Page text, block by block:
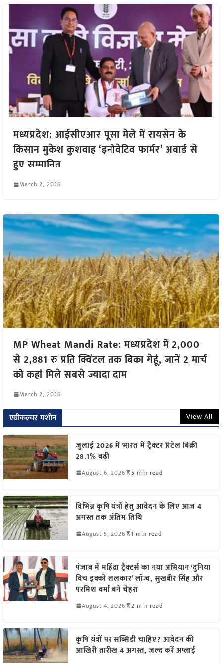
मध्यप्रदेश: आईसीएआर पूसा मेले में रायसेन के
किसान मुकेश कुशवाह ‘इनोवेटिव फार्मर’ अवार्ड से
हुए सम्मानित
March 2, 2026
MP Wheat Mandi Rate: मध्यप्रदेश में 2,000
से 2,881 रु प्रति क्विंटल तक बिका गेहूं, जानें 2 मार्च
को कहां मिले सबसे ज्यादा दाम
March 2, 2026
एग्रीकल्चर मशीन View All
जुलाई 2026 में भारत में ट्रैक्टर रिटेल बिक्री
28.1% बढ़ी
August 6, 2026 5 min read
विभिन्न कृषि यंत्रों हेतु आवेदन के लिए आज 4
अगस्त तक अंतिम तिथि
August 5, 2026 1 min read
पंजाब में महिंद्रा ट्रैक्टर्स का नया अभियान ‘दुनिया
विच इक्को ललकार’ लॉन्च, सुखबीर सिंह और
परमिश वर्मा बने चेहरा
August 4, 2026 2 min read
कृषि यंत्रों पर सब्सिडी चाहिए? आवेदन की
आखिरी तारीख 4 अगस्त, जल्द करें अप्लाई